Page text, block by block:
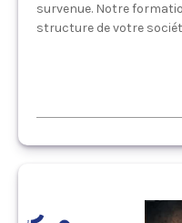
survenue. Notre
structure de votre